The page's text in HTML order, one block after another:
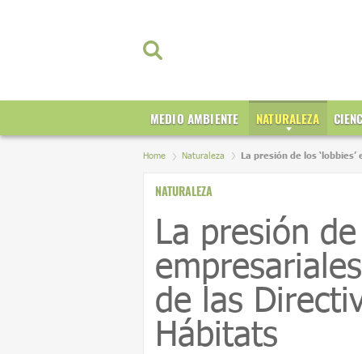
MEDIO AMBIENTE NATURALEZA
Home Naturaleza La presión de los
NATURALEZA
La presión de
de las
Hábitats